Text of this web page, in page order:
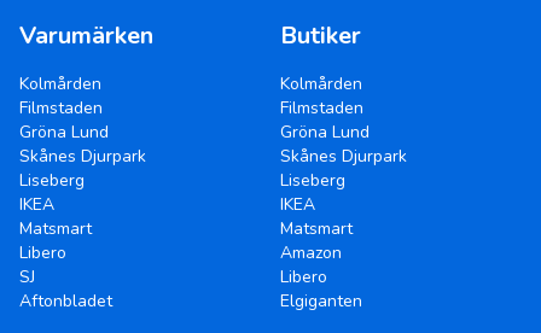
Varumärken
Kolmården
Filmstaden
Gröna Lund
Skånes Djurpark
Liseberg
IKEA
Matsmart
Libero
SJ
Aftonbladet
Butiker
Kolmården
Filmstaden
Gröna Lund
Skånes Djurpark
Liseberg
IKEA
Matsmart
Amazon
Libero
Elgiganten